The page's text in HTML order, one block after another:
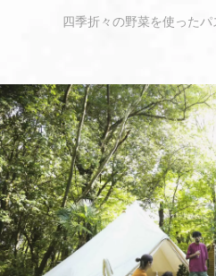
四季折々の野菜を使ったパ